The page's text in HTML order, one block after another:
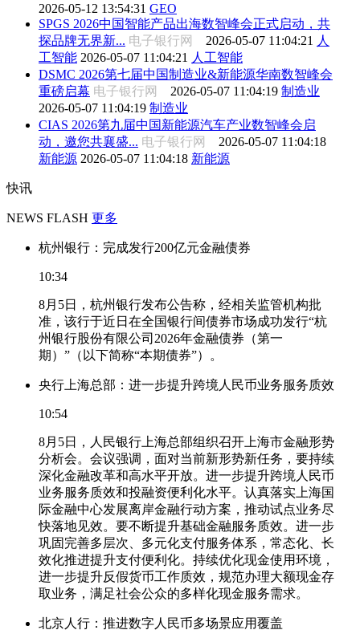
2026-05-12 13:54:31 GEO
SPGS 2026中国智能产品出海数智峰会正式启动，共
探品牌无界新... 电子银行网 2026-05-07 11:04:21 人
工智能 2026-05-07 11:04:21 人工智能
DSMC 2026第七届中国制造业&新能源华南数智峰会
重磅启幕 电子银行网 2026-05-07 11:04:19 制造业
2026-05-07 11:04:19 制造业
CIAS 2026第九届中国新能源汽车产业数智峰会启
动，邀您共襄盛... 电子银行网 2026-05-07 11:04:18
新能源 2026-05-07 11:04:18 新能源
快讯
NEWS FLASH 更多
杭州银行：完成发行200亿元金融债券
10:34
8月5日，杭州银行发布公告称，经相关监管机构批
准，该行于近日在全国银行间债券市场成功发行“杭
州银行股份有限公司2026年金融债券（第一
期）”（以下简称“本期债券”）。
央行上海总部：进一步提升跨境人民币业务服务质效
10:54
8月5日，人民银行上海总部组织召开上海市金融形势
分析会。会议强调，面对当前新形势新任务，要持续
深化金融改革和高水平开放。进一步提升跨境人民币
业务服务质效和投融资便利化水平。认真落实上海国
际金融中心发展离岸金融行动方案，推动试点业务尽
快落地见效。要不断提升基础金融服务质效。进一步
巩固完善多层次、多元化支付服务体系，常态化、长
效化推进提升支付便利化。持续优化现金使用环境，
进一步提升反假货币工作质效，规范办理大额现金存
取业务，满足社会公众的多样化现金服务需求。
北京人行：推进数字人民币多场景应用覆盖